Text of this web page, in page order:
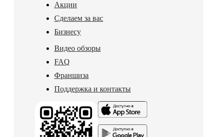
Акции
Сделаем за вас
Бизнесу
Видео обзоры
FAQ
Франшиза
Поддержка и контакты